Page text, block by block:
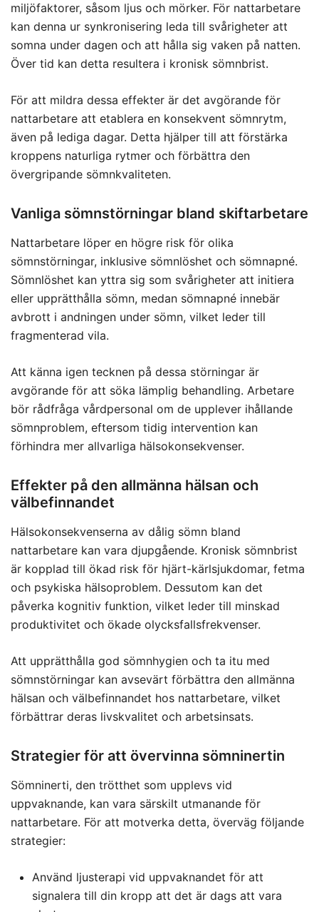
miljöfaktorer, såsom ljus och mörker. För nattarbetare
kan denna ur synkronisering leda till svårigheter att
somna under dagen och att hålla sig vaken på natten.
Över tid kan detta resultera i kronisk sömnbrist.
För att mildra dessa effekter är det avgörande för
nattarbetare att etablera en konsekvent sömnrytm,
även på lediga dagar. Detta hjälper till att förstärka
kroppens naturliga rytmer och förbättra den
övergripande sömnkvaliteten.
Vanliga sömnstörningar bland skiftarbetare
Nattarbetare löper en högre risk för olika
sömnstörningar, inklusive sömnlöshet och sömnapné.
Sömnlöshet kan yttra sig som svårigheter att initiera
eller upprätthålla sömn, medan sömnapné innebär
avbrott i andningen under sömn, vilket leder till
fragmenterad vila.
Att känna igen tecknen på dessa störningar är
avgörande för att söka lämplig behandling. Arbetare
bör rådfråga vårdpersonal om de upplever ihållande
sömnproblem, eftersom tidig intervention kan
förhindra mer allvarliga hälsokonsekvenser.
Effekter på den allmänna hälsan och
välbefinnandet
Hälsokonsekvenserna av dålig sömn bland
nattarbetare kan vara djupgående. Kronisk sömnbrist
är kopplad till ökad risk för hjärt-kärlsjukdomar, fetma
och psykiska hälsoproblem. Dessutom kan det
påverka kognitiv funktion, vilket leder till minskad
produktivitet och ökade olycksfallsfrekvenser.
Att upprätthålla god sömnhygien och ta itu med
sömnstörningar kan avsevärt förbättra den allmänna
hälsan och välbefinnandet hos nattarbetare, vilket
förbättrar deras livskvalitet och arbetsinsats.
Strategier för att övervinna sömninertin
Sömninerti, den trötthet som upplevs vid
uppvaknande, kan vara särskilt utmanande för
nattarbetare. För att motverka detta, överväg följande
strategier:
Använd ljusterapi vid uppvaknandet för att
signalera till din kropp att det är dags att vara